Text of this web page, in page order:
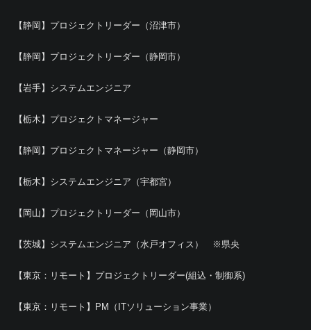
【静岡】プロジェクトリーダー（沼津市）
【静岡】プロジェクトリーダー（静岡市）
【岩手】システムエンジニア
【栃木】プロジェクトマネージャー
【静岡】プロジェクトマネージャー（静岡市）
【栃木】システムエンジニア（宇都宮）
【岡山】プロジェクトリーダー（岡山市）
【茨城】システムエンジニア（水戸オフィス） ※県央
【東京：リモート】プロジェクトリーダー(組込・制御系)
【東京：リモート】PM（ITソリューション事業）